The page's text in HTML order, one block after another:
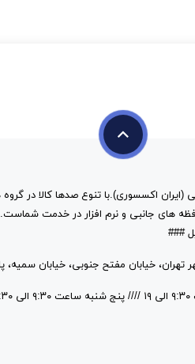
(ایران اکسسوری).با تنوع صدها کالا در
###
خیابان مفتح جنوبی، خیابان سمیه، پلاک